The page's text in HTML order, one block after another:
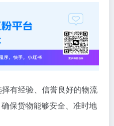
有经验、信誉良好的物流
保货物能够安全、准时地